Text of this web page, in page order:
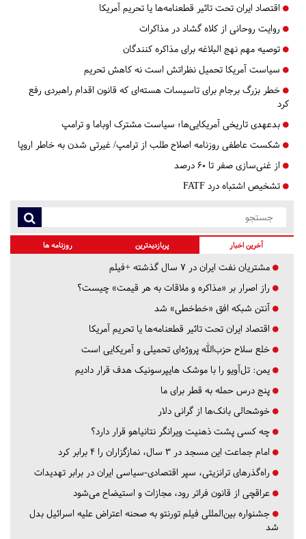
اقتصاد ایران تحت تاثیر قطعنامه‌ها یا تحریم‌ آمریکا
روایت روحانی از کلاه گشاد در مذاکرات
توصیه مهم نهج البلاغه برای مذاکره کنندگان
سیاست آمریکا تحمیل نظراتش است نه کاهش تحریم
خطر بزرگ برجام برای تاسیسات هسته‌ای که قانون اقدام راهبردی رفع
کرد
بدعهدی تاریخی آمریکایی‌ها؛ سیاست مشترک اوباما و ترامپ
شکست عاطفی روزنامه اصلاح طلب از ترامپ/ غیرتی شدن به خاطر اروپا
از غنی‌سازی صفر تا ۶۰ درصد
تشخیص اشتباه درد FATF
آخرین اخبار پربازدیدترین روزنامه ها
مشتریان نفت ایران در ۷ سال گذشته +فیلم
راز اصرار بر «مذاکره و ملاقات به هر قیمت» چیست؟
آنتن شبکه افق «خط‌خطی» شد
اقتصاد ایران تحت تاثیر قطعنامه‌ها یا تحریم‌ آمریکا
خلع سلاح حزب‌الله پروژه‌ای تحمیلی و آمریکایی است
یمن: تل‌آویو را با موشک هایپرسونیک هدف قرار دادیم
پنج درس‌ حمله به قطر برای ما
خوشحالی بانک‌ها از گرانی دلار
چه کسی پشت ذهنیت ویرانگر نتانیاهو قرار دارد؟
امام جماعت این مسجد در ۳ سال، نمازگزاران را ۴ برابر کرد
راه‌گذرهای ترانزیتی، سپر اقتصادی-سیاسی ایران در برابر تهدیدات
عراقچی از قانون فراتر رود، مجازات و استیضاح می‌شود
جشنواره بین‌المللی فیلم تورنتو به صحنه اعتراض علیه اسرائیل بدل
شد